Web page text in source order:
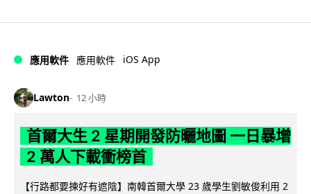
應用軟件 應用軟件 iOS App
Lawton 12 小時
首爾大生 2 星期開發防曬地圖 一日暴增
2 萬人下載衝榜首
【行路都要揀好有遮陰】南韓首爾大學 23 歲學生劉敏俊利用 2